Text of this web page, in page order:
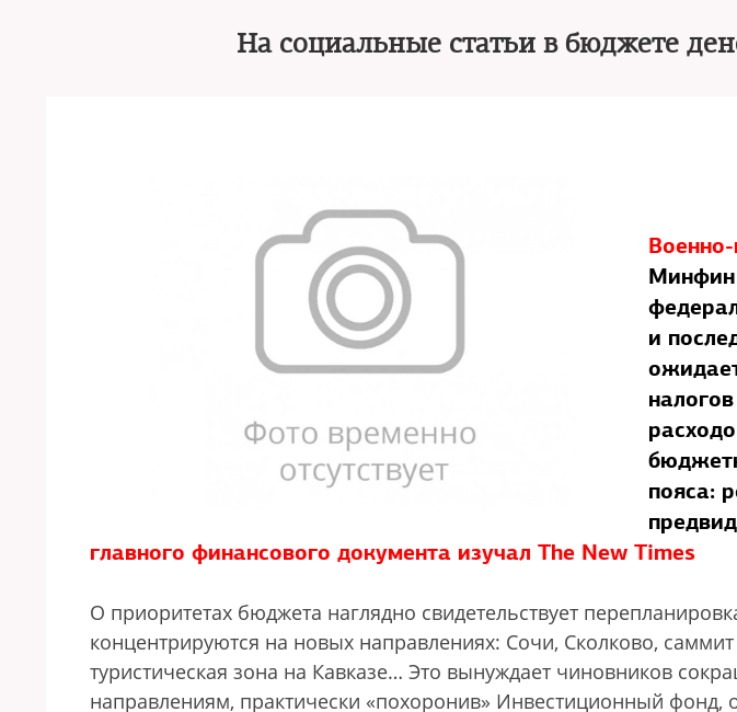
На социальные статьи в бюджете
Минфин
и
пояса:
главного финансового документа изучал The New Times
О приоритетах бюджета наглядно свидетельствует
концентрируются на новых направлениях: Сочи, Сколково,
туристическая зона на Кавказе… Это вынуждает чиновников
направлениям, практически «похоронив» Инвестиционный фонд,